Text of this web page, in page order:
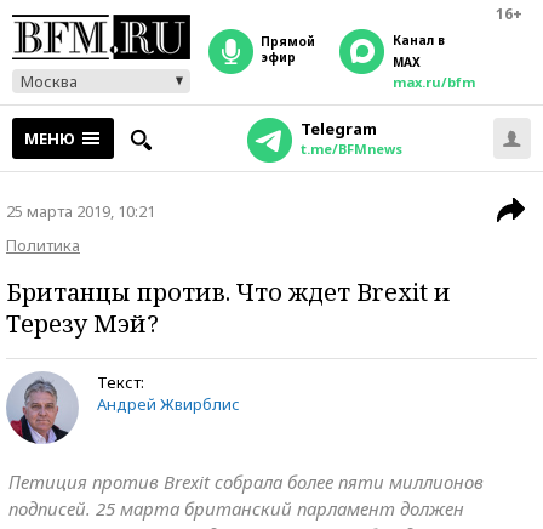
16+
Москва
прямой
эфир
Канал в
MAX
max.ru/bfm
МЕНЮ Telegram
t.me/BFMnews
25 марта 2019, 10:21
Политика
Британцы против. Что ждет Brexit и
Терезу Мэй?
Текст:
Андрей Жвирблис
Петиция против Brexit собрала более пяти миллионов
подписей. 25 марта британский парламент должен